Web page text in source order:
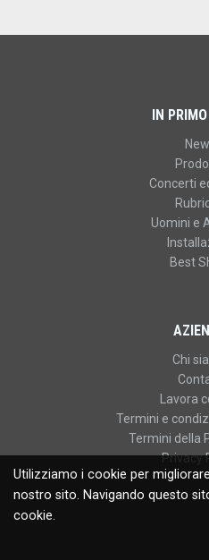
Utilizziamo i cookie per
nostro sito. Navigando questo
cookie.
IN
Concerti
Uomini e
Best
Chi
Lavora
Termini e
Termini della
Privacy